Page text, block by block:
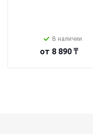
В наличии
от 8 890 ₸